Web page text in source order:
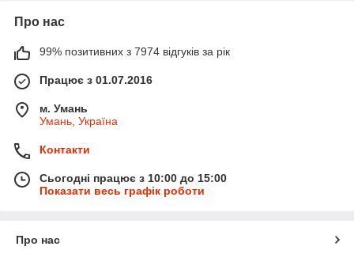
Про нас
99% позитивних з 7974 відгуків за рік
Працює з 01.07.2016
м. Умань
Умань, Україна
Контакти
Сьогодні працює з 10:00 до 15:00
Показати весь графік роботи
Про нас